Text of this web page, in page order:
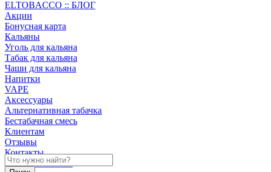
ELTOBACCO :: БЛОГ
Акции
Бонусная карта
Кальяны
Уголь для кальяна
Табак для кальяна
Чаши для кальяна
Напитки
VAPE
Аксессуары
Альтернативная табачка
Бестабачная смесь
Клиентам
Отзывы
Контакты
Личный кабинет